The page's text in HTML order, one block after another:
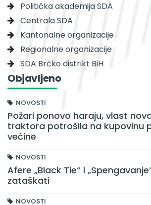
Politička akademija SDA
Centrala SDA
Kantonalne organizacije
Regionalne organizacije
SDA Brčko distrikt BiH
Objavljeno
NOVOSTI
Požari ponovo haraju, vlast
traktora potrošila na kupovinu
većine
NOVOSTI
Afere „Black Tie“ i
zataškati
NOVOSTI